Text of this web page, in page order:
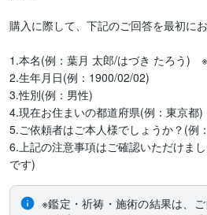
購入に際して、下記のご回答を最初にお
1.本名(例：葉月 太郎/はづき たろう)　
2.生年月日(例：1900/02/02)
3.性別(例：男性)
4.現在お住まいの都道府県(例：東京都)
5.ご依頼者はご本人様でしょうか？(例
6.上記の注意事項はご確認いただけま
です)
※鑑定・祈祷・施術の結果は、